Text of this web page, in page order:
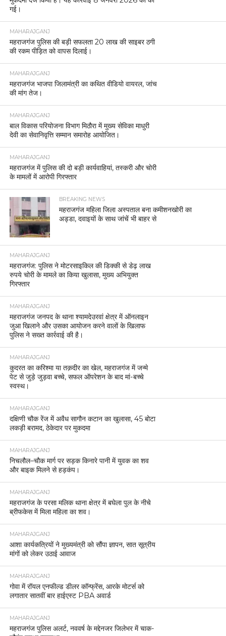
गई।
MAHARAJGANJ
महराजगंज पुलिस की बड़ी सफलता 20 लाख की साइबर ठगी
की रकम पीड़ित को वापस दिलाई।
MAHARAJGANJ
महराजगंज भाजपा जिलामंत्री का कथित वीडियो वायरल, जांच
की मांग तेज।
MAHARAJGANJ
बाल विकास परियोजना विभाग मिठौरा में मुख्य सेविका माधुरी
देवी का सेवानिवृत्ति सम्मान समारोह आयोजित।
MAHARAJGANJ
महराजगंज में पुलिस की दो बड़ी कार्यवाहियां, तस्करी और चोरी
के मामलों में आरोपी गिरफ्तार
BREAKING NEWS
महराजगंज महिला जिला अस्पताल बना कमीशनखोरी का
अड्डा, दवाइयों के साथ जांचें भी बाहर से
MAHARAJGANJ
महराजगंज: पुलिस ने मोटरसाइकिल की डिक्की से डेढ़ लाख
रुपये चोरी के मामले का किया खुलासा, मुख्य अभियुक्त
गिरफ्तार
MAHARAJGANJ
महराजगंज जनपद के थाना श्यामदेउरवां क्षेत्र में ऑनलाइन
जुआ खिलाने और उसका आयोजन करने वालों के खिलाफ
पुलिस ने सख्त कार्रवाई की है।
MAHARAJGANJ
कुदरत का करिश्मा या तक़दीर का खेल, महराजगंज में जन्मे
पेट से जुड़े जुड़वा बच्चे, सफल ऑपरेशन के बाद मां-बच्चे
स्वस्थ।
MAHARAJGANJ
दक्षिणी चौक रेंज में अवैध सागौन कटान का खुलासा, 45 बोटा
लकड़ी बरामद, ठेकेदार पर मुकदमा
MAHARAJGANJ
निचलौल–चौक मार्ग पर सड़क किनारे पानी में युवक का शव
और बाइक मिलने से हड़कंप।
MAHARAJGANJ
महराजगंज के परसा मलिक थाना क्षेत्र में बघेला पुल के नीचे
ब्रीफकेस में मिला महिला का शव।
MAHARAJGANJ
आशा कार्यकत्रियों ने मुख्यमंत्री को सौंपा ज्ञापन, सात सूत्रीय
मांगों को लेकर उठाई आवाज
MAHARAJGANJ
गोवा में रॉयल एनफील्ड डीलर कॉन्फ्रेंस, आरके मोटर्स को
लगातार सातवीं बार हाईएस्ट PBA अवार्ड
MAHARAJGANJ
महराजगंज पुलिस अलर्ट, नववर्ष के मद्देनजर जिलेभर में चाक-